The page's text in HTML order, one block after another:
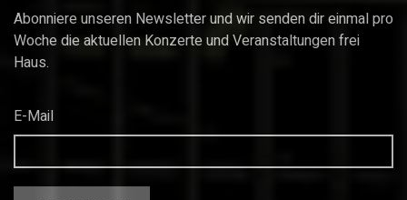
Abonniere unseren Newsletter und wir senden dir einmal pro
Woche die aktuellen Konzerte und Veranstaltungen frei
Haus.
E-Mail